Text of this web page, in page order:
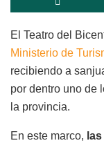
El Teatro del
Ministerio de
recibiendo a
por dentro uno de
la provincia.
En este marco,